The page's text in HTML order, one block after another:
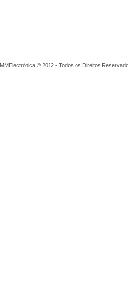
MMElectrónica © 2012 - Todos os Direitos